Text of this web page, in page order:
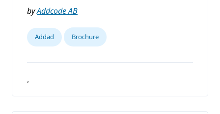
byAddcode AB
Addad Brochure
,